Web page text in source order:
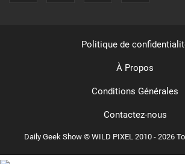
Daily Geek Show © WILD PIXEL 2010 - 2026
Politique de
À Propos
Conditions Générales
Contactez-nous